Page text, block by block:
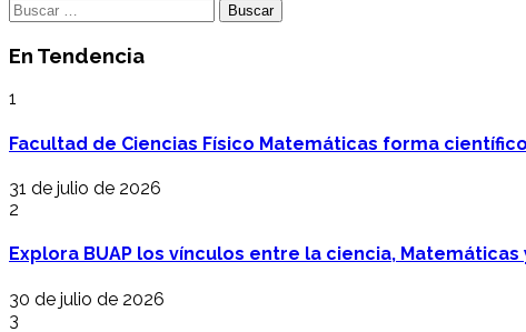
Buscar:
En Tendencia
1
Facultad de Ciencias Físico Matemáticas forma
31 de julio de 2026
2
Explora BUAP los vínculos entre la ciencia,
30 de julio de 2026
3